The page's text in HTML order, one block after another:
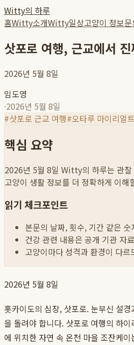
Witty의 하루
홈Witty소개Witty일상고양이 정보문
삿포로 여행, 근교에서
2026년 5월 8일
임도영
·2026년 5월 8일
#삿포로 근교 여행#오타루 마이리얼
핵심 요약
2026년 5월 8일 Witty의 하루는 관찰
고양이 생활 정보를 더 정확하게 이해
읽기 체크포인트
본문의 날짜, 횟수, 기간 같은
건강 관련 내용은 공개 기관 자
고양이마다 성격과 환경이 다
2026년 5월 8일
홋카이도의 심장, 삿포로. 눈부신 설
을 돌려야 합니다. 삿포로 여행의 하
에 위치한 자연 속 온천 마을 조잔케